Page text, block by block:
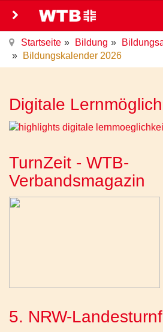
Startseite Bildung
Bildungskalender 2026
Digitale
TurnZeit - WTB-
Verbandsmagazin
5. NRW-